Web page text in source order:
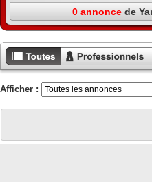
0 annonce de
Toutes les
annonces
Annonces
professionnels
Afficher :